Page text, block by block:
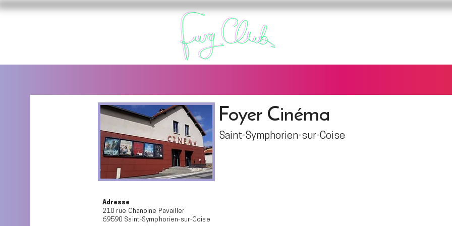
Foyer Cinéma
Saint-Symphorien-sur-Coise
Adresse
210 rue Chanoine Pavailler
69590 Saint-Symphorien-sur-Coise